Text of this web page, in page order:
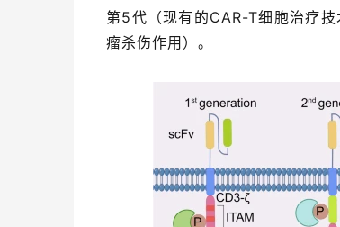
第5代（现有的CAR-T细胞治疗
瘤杀伤作用）。